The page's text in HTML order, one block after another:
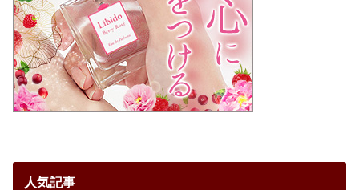
人気記事